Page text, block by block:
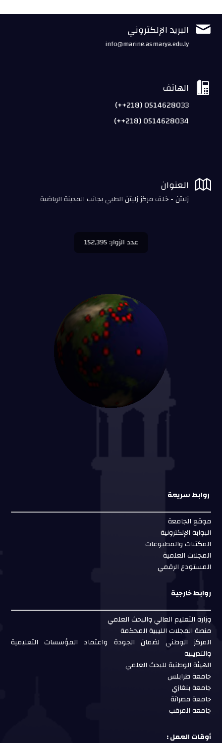
 البريد الإلكتروني
info@marine.asmarya.edu.ly
 الهاتف
0514628033 (218++)
0514628034 (218++)
 العنوان
زليتن - خلف مركز زليتن الطبي بجانب المدينة الرياضية
عدد الزوار: 152,395
روابط سريعة
موقع الجامعة
البوابة الإلكترونية
المكتبات والمطبوعات
المجلات العلمية
المستودع الرقمي
روابط خارجية
وزارة التعليم العالي والبحث العلمي
منصة المجلات الليبية المحكمة
المركز الوطني لضمان الجودة واعتماد المؤسسات التعليمية
والتدريبية
الهيئة الوطنية للبحث العلمي
جامعة طرابلس
جامعة بنغازي
جامعة مصراتة
جامعة المرقب
أوقات العمل :